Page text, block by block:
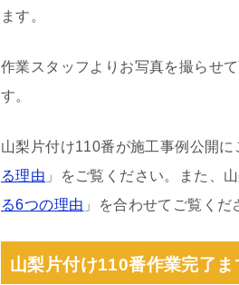
ます。
作業スタッフよりお写真を撮らせ
す。
山梨片付け110番が施工事例公開に
る理由 」をご覧ください。また、
る6つの理由 」を合わせてご覧くだ
山梨片付け110番作業完了ま